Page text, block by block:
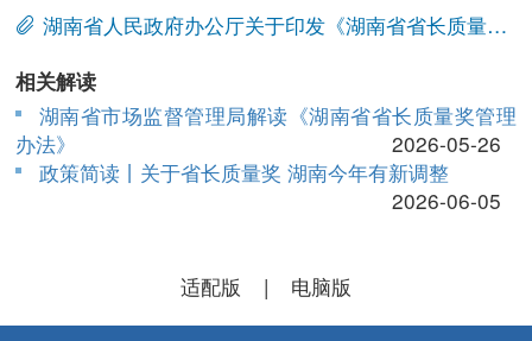
湖南省人民政府办公厅关于印发《湖南省省长质量奖管理办法》的通知.doc
相关解读
湖南省市场监督管理局解读《湖南省省长质量奖管理
办法》
2026-05-26
政策简读丨关于省长质量奖 湖南今年有新调整
2026-06-05
适配版 | 电脑版